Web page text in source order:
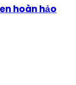
hoàn hảo